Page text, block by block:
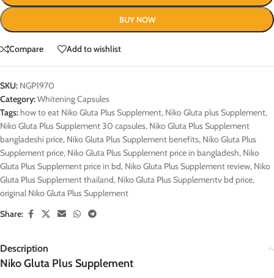
BUY NOW
Compare Add to wishlist
SKU: NGP1970
Category:Whitening Capsules
Tags: how to eat Niko Gluta Plus Supplement, Niko Gluta plus Supplement,
Niko Gluta Plus Supplement 30 capsules, Niko Gluta Plus Supplement
bangladeshi price, Niko Gluta Plus Supplement benefits, Niko Gluta Plus
Supplement price, Niko Gluta Plus Supplement price in bangladesh, Niko
Gluta Plus Supplement price in bd, Niko Gluta Plus Supplement review, Niko
Gluta Plus Supplement thailand, Niko Gluta Plus Supplementv bd price,
original Niko Gluta Plus Supplement
Share:
Description
Niko Gluta Plus Supplement